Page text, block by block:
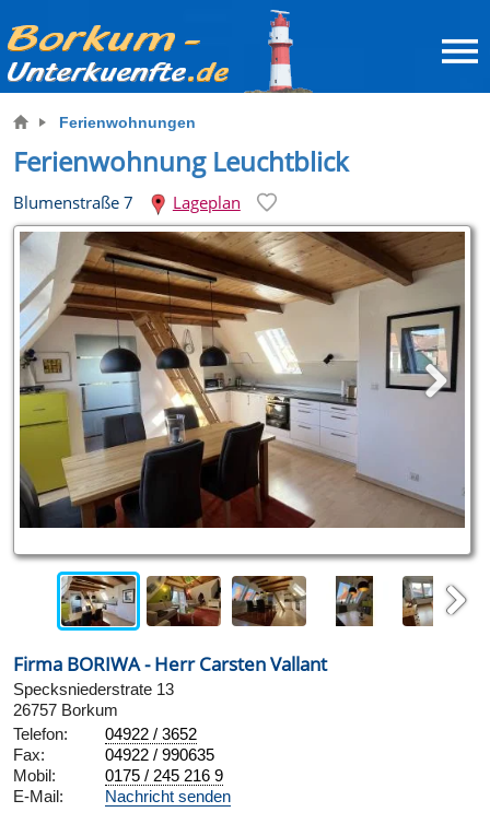
Ferienwohnungen
Ferienwohnung Leuchtblick
Blumenstraße 7 Lageplan
Firma BORIWA - Herr Carsten Vallant
Specksniederstrate 13
26757 Borkum
Telefon:
04922 / 3652
Fax:
04922 / 990635
Mobil:
0175 / 245 216 9
E-Mail:
Nachricht senden